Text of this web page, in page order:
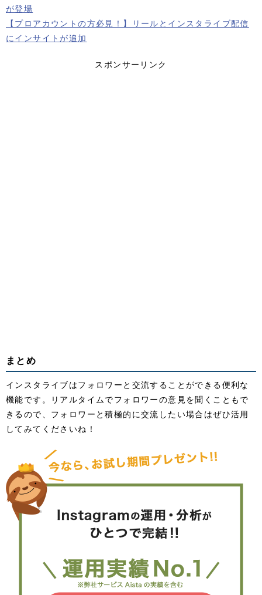
が登場
【プロアカウントの方必見！】リールとインスタライブ配信
にインサイトが追加
スポンサーリンク
まとめ
インスタライブはフォロワーと交流することができる便利な
機能です。リアルタイムでフォロワーの意見を聞くこともで
きるので、フォロワーと積極的に交流したい場合はぜひ活用
してみてくださいね！